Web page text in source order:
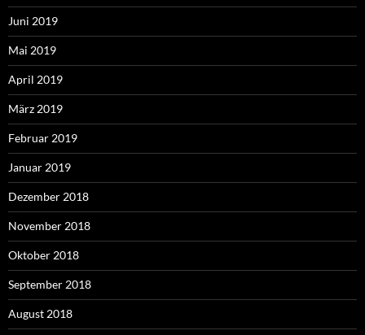
Juni 2019
Mai 2019
April 2019
März 2019
Februar 2019
Januar 2019
Dezember 2018
November 2018
Oktober 2018
September 2018
August 2018